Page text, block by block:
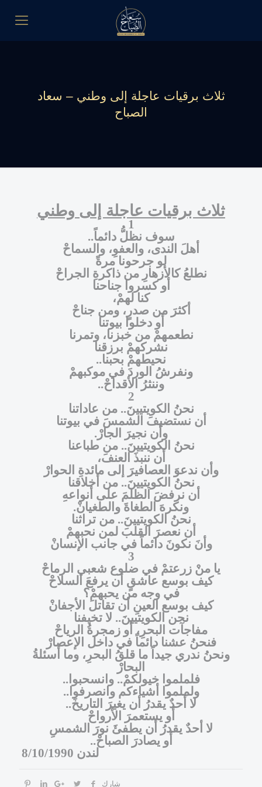
ثلاث برقيات عاجلة إلى وطني – سعاد
الصباح
ثلاث برقيات عاجلة إلى وطني
1
سوف نظلُّ دائماً..
أهلَ الندى، والعفوِ، والسماحْ
لو جرحونا مرةً
نطلعُ كالأزهارِ من ذاكرةِ الجراحْ
أو كسروا جناحنا
كنا لهمْ،
أكثرَ من صدرٍ، ومن جناحْ
أو دخلوا بيوتنا
نطعمهمْ من خبزنا، وتمرنا
نشركهمْ برزقنا
نحيطهمْ بحبنا..
ونفرشُ الوردَ في موكبهمْ
وننثرُ الأقداحْ..
2
نحنُ الكويتيينَ.. من عاداتنا
أن نستضيفَ الشمسَ في بيوتنا
وأن نجيرَ الجارْ.
نحنُ الكويتيينَ.. من طباعنا
أن ننبذَ العنفَ،
وأن ندعوَ العصافيرَ إلى مائدةِ الحوارْ
نحنُ الكويتيينَ.. من أخلاقنا
أن نرفضَ الظلمَ على أنواعهِ
ونكرهَ الطغاةَ والطغيانْ.
نحنُ الكويتيينَ.. من تراثنا
أن نعصرَ القلبَ لمن نحبهمْ
وأنَ نكونَ دائماً في جانب الإنسانْ
3
يا منْ زرعتمْ في ضلوع شعبي الرماحْ
كيف بوسع عاشقٍ أن يرفعَ السلاحْ
في وجه من يحبهمْ؟
كيف بوسع العينِ أن تقاتلَ الأجفانْ
نحن الكويتيينَ.. لا تخيفنا
مفاجآت البحرِ، أو زمجرةُ الرياحْ
فنحنُ عشنا دائماً في داخل الإعصارْ
ونحنُ ندري جيداً ما قلقُ البحرِ، وما أسئلةُ
البحارْ
فلملموا خيولكمْ.. وانسحبوا..
ولملموا أشياءكم وانصرفوا..
لا أحدٌ يقدرُ أن يغيرَ التاريخَ..
أو يستعمرَ الأرواحْ
لا أحدٌ يقدرُ أن يطفئَ نورَ الشمسِ
أو يصادرَ الصباحْ..
لندن 8/10/1990
شارك